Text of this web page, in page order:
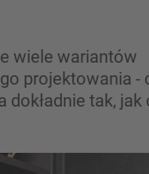
wiele wariantów
projektowania -
dokładnie tak, jak